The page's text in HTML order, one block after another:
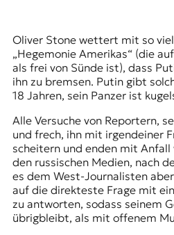
Oliver Stone wettert mit so
„Hegemonie Amerikas“ (die
als frei von Sünde ist), dass
ihn zu bremsen. Putin gibt
18 Jahren, sein Panzer ist
Alle Versuche von Reportern,
und frech, ihn mit irgendeiner
scheitern und enden mit
den russischen Medien, nach
es dem West-Journalisten
auf die direkteste Frage mit
zu antworten, sodass seinem
übrigbleibt, als mit offenem